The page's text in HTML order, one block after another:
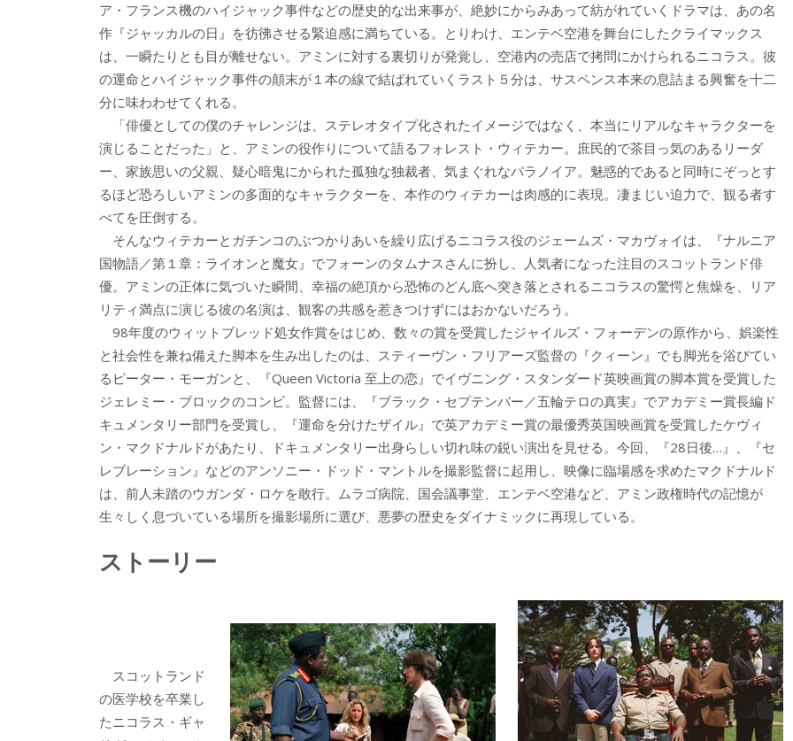
ア・フランス機のハイジャック事件などの歴史的な出来事が、絶妙にからみあって紡がれていくドラマは、あの名
作『ジャッカルの日』を彷彿させる緊迫感に満ちている。とりわけ、エンテベ空港を舞台にしたクライマックス
は、一瞬たりとも目が離せない。アミンに対する裏切りが発覚し、空港内の売店で拷問にかけられるニコラス。彼
の運命とハイジャック事件の顛末が１本の線で結ばれていくラスト５分は、サスペンス本来の息詰まる興奮を十二
分に味わわせてくれる。
「俳優としての僕のチャレンジは、ステレオタイプ化されたイメージではなく、本当にリアルなキャラクターを
演じることだった」と、アミンの役作りについて語るフォレスト・ウィテカー。庶民的で茶目っ気のあるリーダ
ー、家族思いの父親、疑心暗鬼にかられた孤独な独裁者、気まぐれなパラノイア。魅惑的であると同時にぞっとす
るほど恐ろしいアミンの多面的なキャラクターを、本作のウィテカーは肉感的に表現。凄まじい迫力で、観る者す
べてを圧倒する。
そんなウィテカーとガチンコのぶつかりあいを繰り広げるニコラス役のジェームズ・マカヴォイは、『ナルニア
国物語／第１章：ライオンと魔女』でフォーンのタムナスさんに扮し、人気者になった注目のスコットランド俳
優。アミンの正体に気づいた瞬間、幸福の絶頂から恐怖のどん底へ突き落とされるニコラスの驚愕と焦燥を、リア
リティ満点に演じる彼の名演は、観客の共感を惹きつけずにはおかないだろう。
98年度のウィットブレッド処女作賞をはじめ、数々の賞を受賞したジャイルズ・フォーデンの原作から、娯楽性
と社会性を兼ね備えた脚本を生み出したのは、スティーヴン・フリアーズ監督の『クィーン』でも脚光を浴びてい
るピーター・モーガンと、『Queen Victoria 至上の恋』でイヴニング・スタンダード英映画賞の脚本賞を受賞した
ジェレミー・ブロックのコンビ。監督には、『ブラック・セプテンバー／五輪テロの真実』でアカデミー賞長編ド
キュメンタリー部門を受賞し、『運命を分けたザイル』で英アカデミー賞の最優秀英国映画賞を受賞したケヴィ
ン・マクドナルドがあたり、ドキュメンタリー出身らしい切れ味の鋭い演出を見せる。今回、『28日後…』、『セ
レブレーション』などのアンソニー・ドッド・マントルを撮影監督に起用し、映像に臨場感を求めたマクドナルド
は、前人未踏のウガンダ・ロケを敢行。ムラゴ病院、国会議事堂、エンテベ空港など、アミン政権時代の記憶が
生々しく息づいている場所を撮影場所に選び、悪夢の歴史をダイナミックに再現している。
ストーリー
スコットランド
の医学校を卒業し
たニコラス・ギャ